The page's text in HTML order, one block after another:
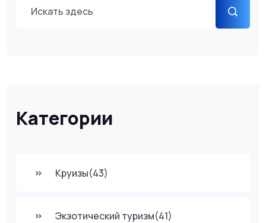
Категории
Круизы(43)
Экзотический туризм(41)